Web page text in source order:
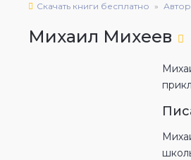
Скачать книги бесплатно
Михаил Михеев